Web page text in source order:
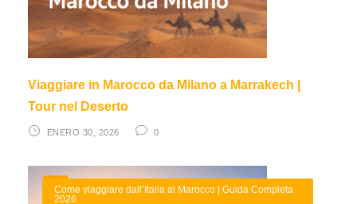
Viaggiare in Marocco da Milano a Marrakech |
Tour nel Deserto
ENERO 30, 2026 0
Come viaggiare dall’Italia al Marocco | Guida Completa
2026